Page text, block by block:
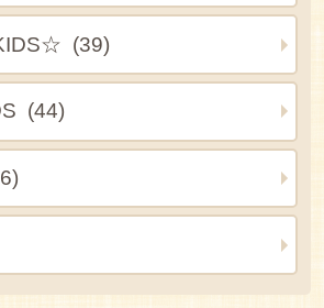
(39)
(44)